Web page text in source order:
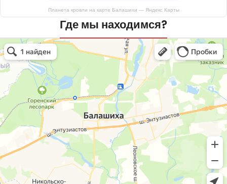
Планета кровли на карте Балашихи — Яндекс Карты
Где мы находимся?
Планета кровли
Кровля и кровельные материалы в Балашихе
Окна в Балашихе